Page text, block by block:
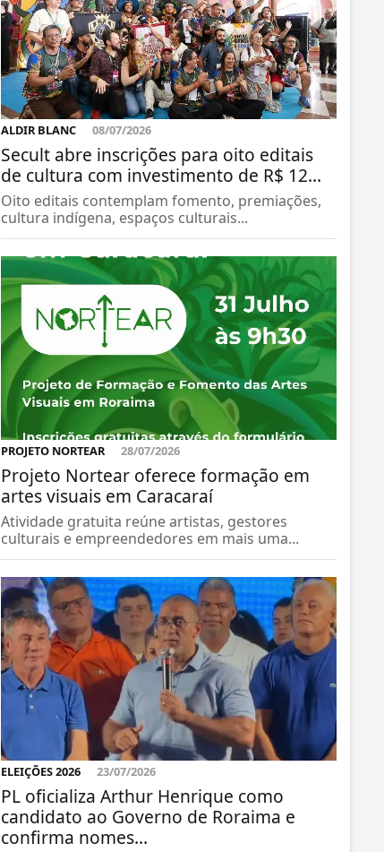
ALDIR BLANC 08/07/2026
Secult abre inscrições para oito editais
de cultura com investimento de R$ 12...
Oito editais contemplam fomento, premiações,
cultura indígena, espaços culturais...
PROJETO NORTEAR 28/07/2026
Projeto Nortear oferece formação em
artes visuais em Caracaraí
Atividade gratuita reúne artistas, gestores
culturais e empreendedores em mais uma...
ELEIÇÕES 2026 23/07/2026
PL oficializa Arthur Henrique como
candidato ao Governo de Roraima e
confirma nomes...